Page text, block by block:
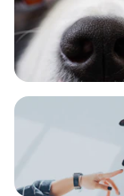
エンタメ